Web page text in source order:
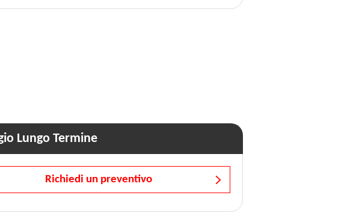
Lungo Termine
Richiedi un preventivo